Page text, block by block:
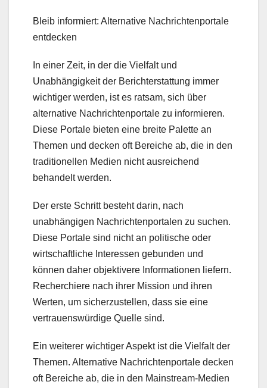
Bleib informiert: Alternative Nachrichtenportale
entdecken
In einer Zeit, in der die Vielfalt und
Unabhängigkeit der Berichterstattung immer
wichtiger werden, ist es ratsam, sich über
alternative Nachrichtenportale zu informieren.
Diese Portale bieten eine breite Palette an
Themen und decken oft Bereiche ab, die in den
traditionellen Medien nicht ausreichend
behandelt werden.
Der erste Schritt besteht darin, nach
unabhängigen Nachrichtenportalen zu suchen.
Diese Portale sind nicht an politische oder
wirtschaftliche Interessen gebunden und
können daher objektivere Informationen liefern.
Recherchiere nach ihrer Mission und ihren
Werten, um sicherzustellen, dass sie eine
vertrauenswürdige Quelle sind.
Ein weiterer wichtiger Aspekt ist die Vielfalt der
Themen. Alternative Nachrichtenportale decken
oft Bereiche ab, die in den Mainstream-Medien